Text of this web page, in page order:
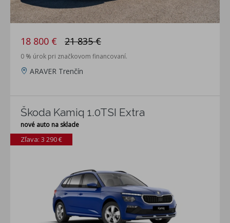
18 800 € 21 835 €
0 % úrok pri značkovom financovaní.
ARAVER Trenčín
Škoda Kamiq 1.0TSI Extra
nové auto na sklade
Zľava: 3 290 €